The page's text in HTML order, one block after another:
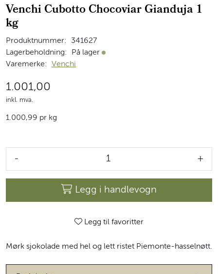
Venchi Cubotto Chocoviar Gianduja 1
kg
Produktnummer:
341627
Lagerbeholdning:
På lager På lager
Varemerke: Venchi
1.001,00
inkl. mva.
1.000,99 pr kg
- +
Legg i handlevogn
Legg til favoritter
Mørk sjokolade med hel og lett ristet Piemonte-hasselnøtt.